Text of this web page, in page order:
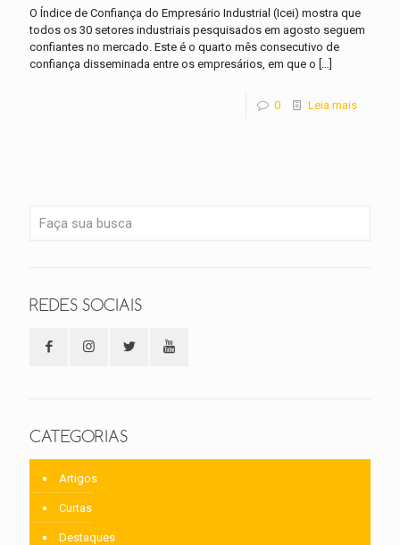
O Índice de Confiança do Empresário Industrial (Icei) mostra que
todos os 30 setores industriais pesquisados em agosto seguem
confiantes no mercado. Este é o quarto mês consecutivo de
confiança disseminada entre os empresários, em que o […]
0 Leia mais
REDES SOCIAIS
CATEGORIAS
Artigos
Curtas
Destaques